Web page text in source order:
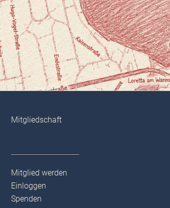
Mitgliedschaft
Mitglied werden
Einloggen
Spenden